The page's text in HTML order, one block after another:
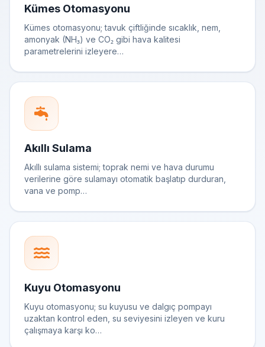
Kümes Otomasyonu
Kümes otomasyonu; tavuk çiftliğinde sıcaklık, nem,
amonyak (NH₃) ve CO₂ gibi hava kalitesi
parametrelerini izleyere…
Akıllı Sulama
Akıllı sulama sistemi; toprak nemi ve hava durumu
verilerine göre sulamayı otomatik başlatıp durduran,
vana ve pomp…
Kuyu Otomasyonu
Kuyu otomasyonu; su kuyusu ve dalgıç pompayı
uzaktan kontrol eden, su seviyesini izleyen ve kuru
çalışmaya karşı ko…